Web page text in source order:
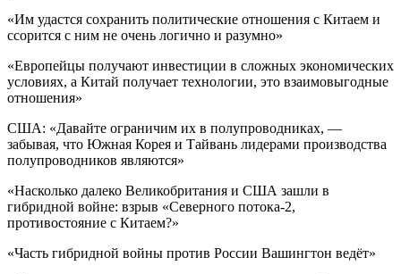
«Им удастся сохранить политические отношения с Китаем и
ссорится с ним не очень логично и разумно»
«Европейцы получают инвестиции в сложных экономических
условиях, а Китай получает технологии, это взаимовыгодные
отношения»
США: «Давайте ограничим их в полупроводниках, —
забывая, что Южная Корея и Тайвань лидерами производства
полупроводников являются»
«Насколько далеко Великобритания и США зашли в
гибридной войне: взрыв «Северного потока-2,
противостояние с Китаем?»
«Часть гибридной войны против России Вашингтон ведёт»